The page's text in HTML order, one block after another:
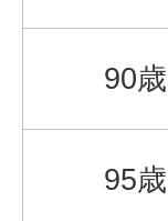
90歳
95歳